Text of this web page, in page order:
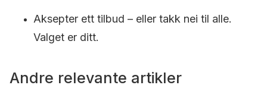
Aksepter ett tilbud – eller takk nei til alle.
Valget er ditt.
Andre relevante artikler